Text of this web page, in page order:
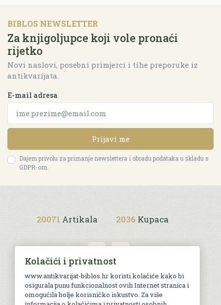
BIBLOS NEWSLETTER
Za knjigoljupce koji vole pronaći
rijetko
Novi naslovi, posebni primjerci i tihe preporuke iz
antikvarijata.
E-mail adresa
Prijavi me
Dajem privolu za primanje newslettera i obradu podataka u skladu s
GDPR-om.
20071 Artikala 2036 Kupaca
Uvjeti kupnje
Kolačići i privatnost
www.antikvarijat-biblos.hr koristi kolačiće kako bi
osigurala punu funkcionalnost ovih Internet stranica i
omogućila bolje korisničko iskustvo. Za više